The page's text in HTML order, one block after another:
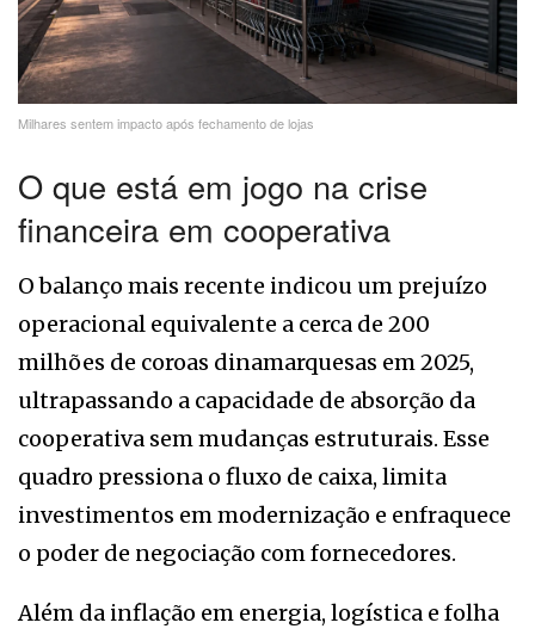
Milhares sentem impacto após fechamento de lojas
O que está em jogo na crise
financeira em cooperativa
O balanço mais recente indicou um prejuízo
operacional equivalente a cerca de 200
milhões de coroas dinamarquesas em 2025,
ultrapassando a capacidade de absorção da
cooperativa sem mudanças estruturais. Esse
quadro pressiona o fluxo de caixa, limita
investimentos em modernização e enfraquece
o poder de negociação com fornecedores.
Além da inflação em energia, logística e folha